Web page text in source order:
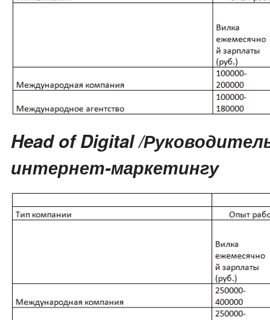
Head of Digital /
интернет-маркетингу